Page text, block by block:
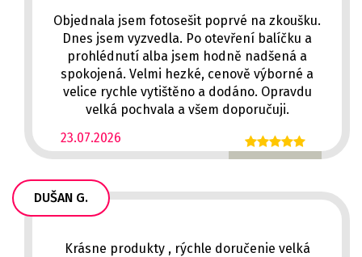
23.07.2026
Objednala jsem fotosešit poprvé na zkoušku.
Dnes jsem vyzvedla. Po otevření balíčku a
prohlédnutí alba jsem hodně nadšená a
spokojená. Velmi hezké, cenově výborné a
velice rychle vytištěno a dodáno. Opravdu
velká pochvala a všem doporučuji.
DUŠAN G.
Krásne produkty , rýchle doručenie velká